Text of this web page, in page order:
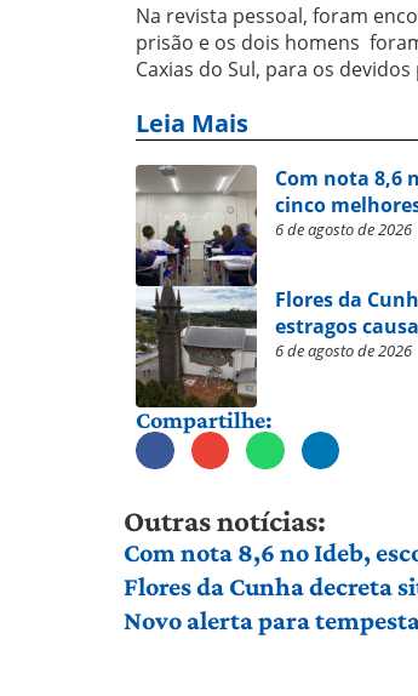
Na revista pessoal, foram
prisão e os dois homens
Caxias do Sul, para os
Leia Mais
Com nota 8,6
cinco
6 de agosto de 2026
Flores da
estragos
6 de agosto de 2026
Compartilhe:
Outras notícias:
Com nota 8,6 no Ideb,
Flores da Cunha decreta
Novo alerta para